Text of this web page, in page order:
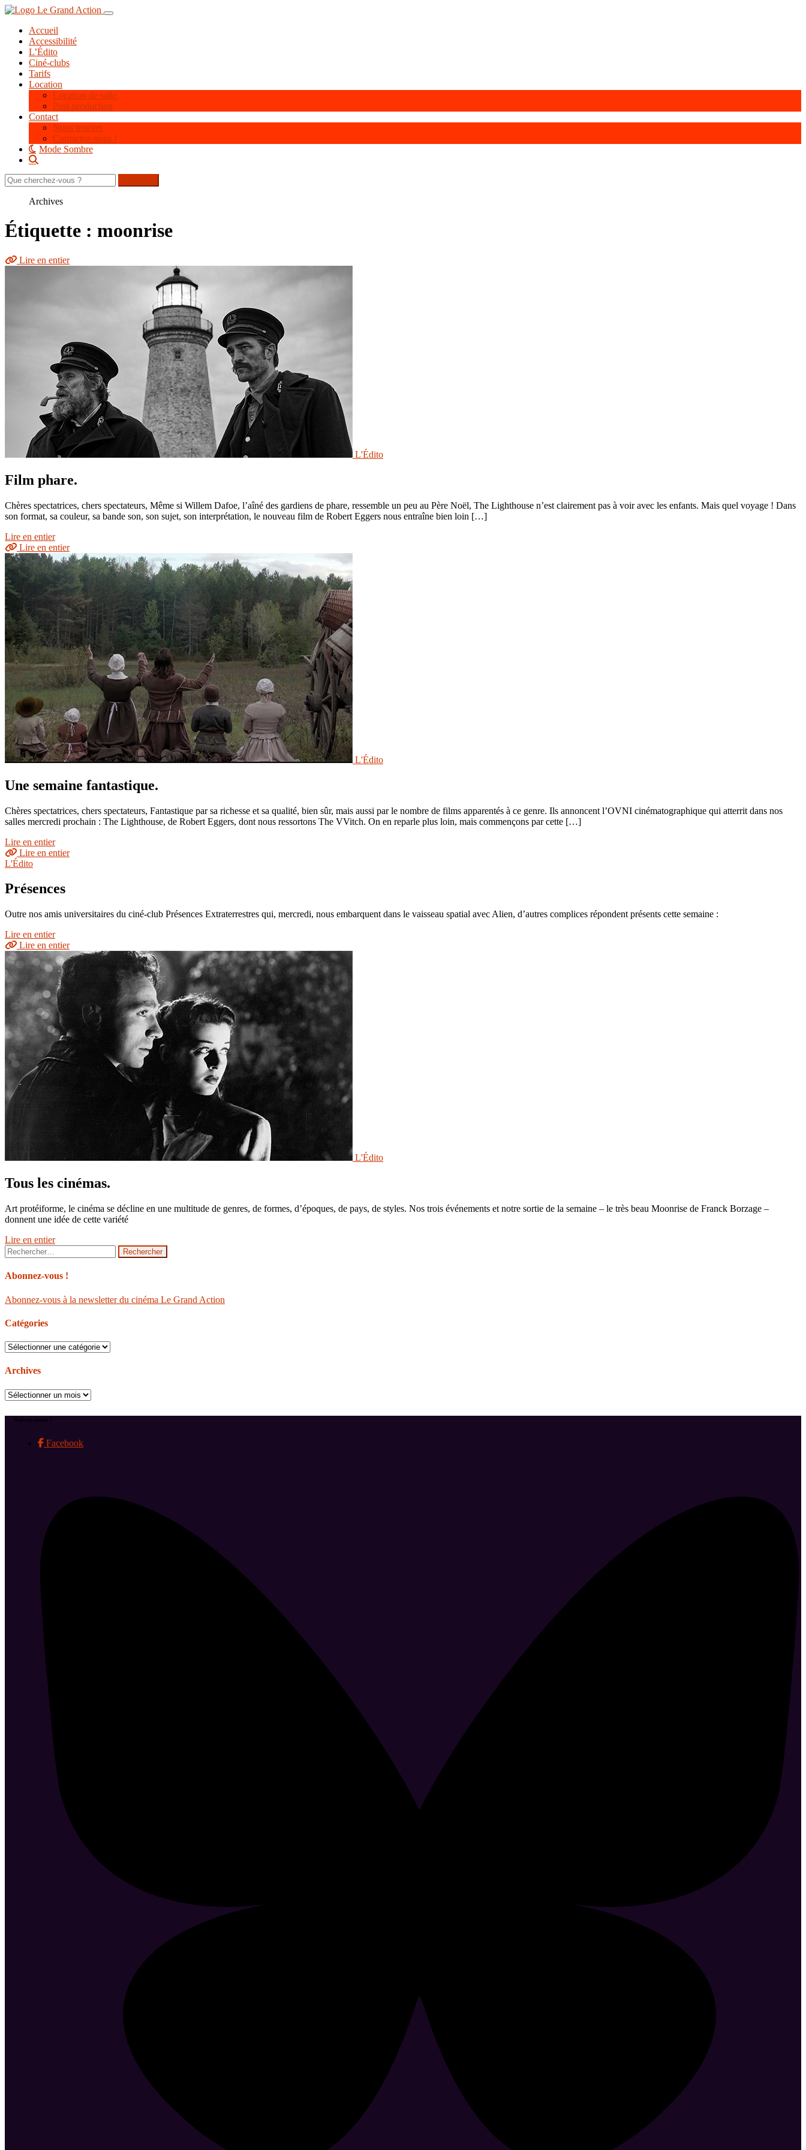
Aller
contenu
principal
Toggle navigation
Accueil
Accessibilité
L’Édito
Ciné-clubs
Tarifs
Location
Location de salle
Post-production
Contact
Nous trouver
Contactez-nous !
Mode Sombre
Rechercher
sur
Archives
Étiquette : moonrise
Lire en entier
L'Édito
Film phare.
Chères spectatrices, chers spectateurs, Même si Willem Dafoe, l’aîné des gardiens de phare, ressemble un peu au Père Noël, The Lighthouse n’est clairement pas à voir avec les enfants. Mais quel voyage ! Dans
son format, sa couleur, sa bande son, son sujet, son interprétation, le nouveau film de Robert Eggers nous entraîne bien loin […]
Lire en entier
Lire en entier
L'Édito
Une semaine fantastique.
Chères spectatrices, chers spectateurs, Fantastique par sa richesse et sa qualité, bien sûr, mais aussi par le nombre de films apparentés à ce genre. Ils annoncent l’OVNI cinématographique qui atterrit dans nos
salles mercredi prochain : The Lighthouse, de Robert Eggers, dont nous ressortons The VVitch. On en reparle plus loin, mais commençons par cette […]
Lire en entier
Lire en entier
L'Édito
Présences
Outre nos amis universitaires du ciné-club Présences Extraterrestres qui, mercredi, nous embarquent dans le vaisseau spatial avec Alien, d’autres complices répondent présents cette semaine :
Lire en entier
Lire en entier
L'Édito
Tous les cinémas.
Art protéiforme, le cinéma se décline en une multitude de genres, de formes, d’époques, de pays, de styles. Nos trois événements et notre sortie de la semaine – le très beau Moonrise de Franck Borzage –
donnent une idée de cette variété
Lire en entier
Rechercher :
Abonnez-vous !
Abonnez-vous à la newsletter du cinéma Le Grand Action
Catégories
Catégories
Archives
Archives
Suivez-nous !
Facebook